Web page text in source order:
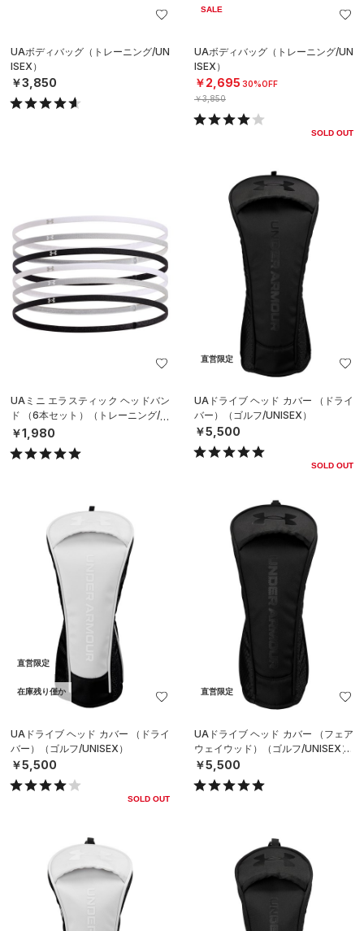
UAボディバッグ（トレーニング/UN
ISEX）
￥3,850
SALE
UAボディバッグ（トレーニング/UN
ISEX）
￥2,695 30%OFF
￥3,850
SOLD OUT
UAミニ エラスティック ヘッドバン
ド （6本セット）（トレーニング/W
OMEN）
￥1,980
直営限定
UAドライブ ヘッド カバー （ドライ
バー）（ゴルフ/UNISEX）
￥5,500
SOLD OUT
直営限定
在庫残り僅か
UAドライブ ヘッド カバー （ドライ
バー）（ゴルフ/UNISEX）
￥5,500
SOLD OUT
直営限定
UAドライブ ヘッド カバー （フェア
ウェイウッド）（ゴルフ/UNISEX）
￥5,500